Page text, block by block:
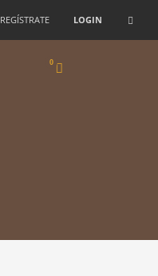
REGÍSTRATE LOGIN